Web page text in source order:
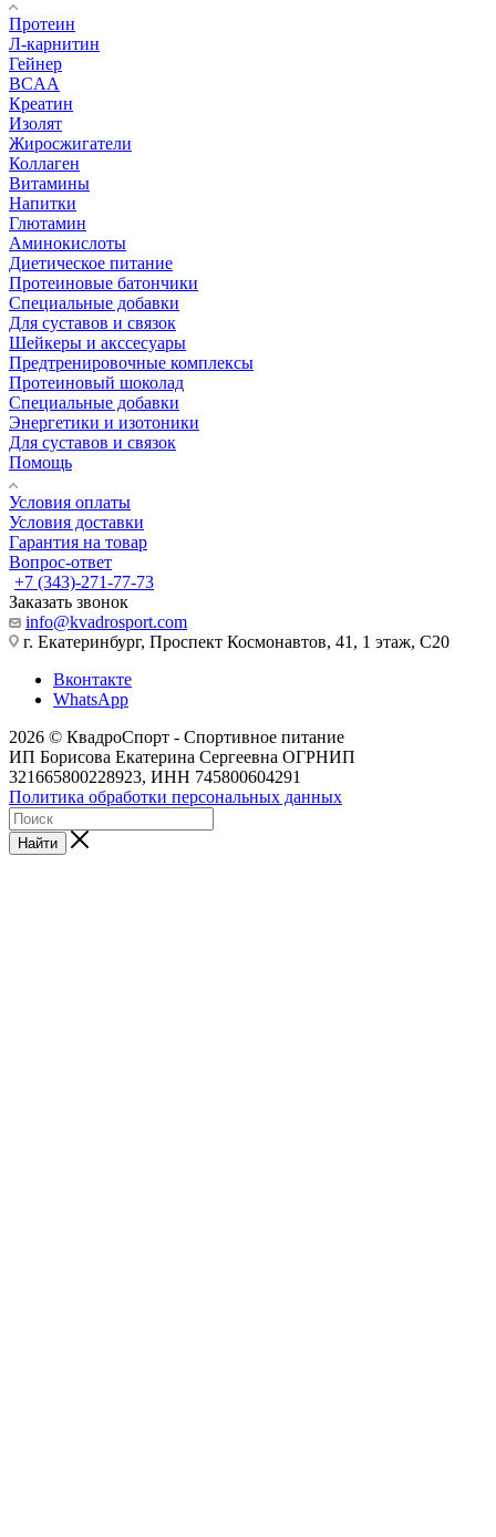
Протеин
Л-карнитин
Гейнер
BCAA
Креатин
Изолят
Жиросжигатели
Коллаген
Витамины
Напитки
Глютамин
Аминокислоты
Диетическое питание
Протеиновые батончики
Специальные добавки
Для суставов и связок
Шейкеры и акссесуары
Предтренировочные комплексы
Протеиновый шоколад
Специальные добавки
Энергетики и изотоники
Для суставов и связок
Помощь
Условия оплаты
Условия доставки
Гарантия на товар
Вопрос-ответ
+7 (343)-271-77-73
Заказать звонок
info@kvadrosport.com
г. Екатеринбург, Проспект Космонавтов, 41, 1 этаж, С20
Вконтакте
WhatsApp
2026 © КвадроСпорт - Спортивное питание
ИП Борисова Екатерина Сергеевна ОГРНИП
321665800228923, ИНН 745800604291
Политика обработки персональных данных
Найти